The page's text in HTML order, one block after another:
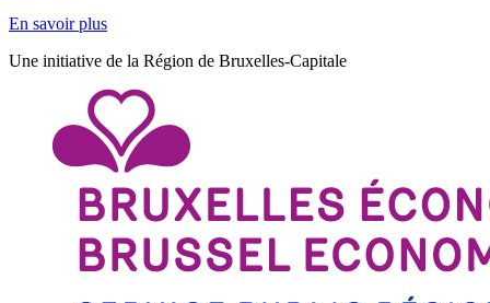
En savoir plus
Une initiative de la Région de Bruxelles-Capitale